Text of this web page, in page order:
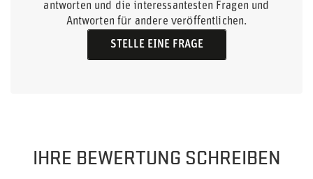
antworten und die interessantesten Fragen und
Antworten für andere veröffentlichen.
STELLE EINE FRAGE
IHRE BEWERTUNG SCHREIBEN